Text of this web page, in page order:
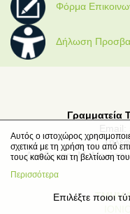
Φόρμα
Δήλωση
Γραμματεία
Email:
Διεύθυνση: Μ.
Αυτός ο ιστοχώρος
σχετικά με τη χρήση του από
τους καθώς και τη βελτίωση
Περισσότερα
Επιλέξτε ποιοι